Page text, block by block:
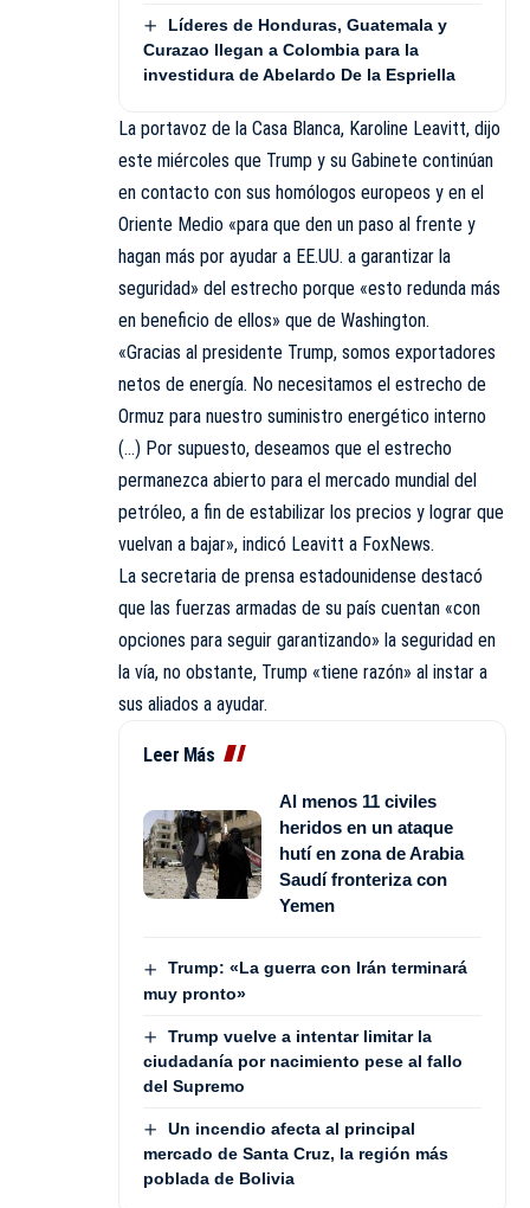
Líderes de Honduras, Guatemala y
Curazao llegan a Colombia para la
investidura de Abelardo De la Espriella
La portavoz de la Casa Blanca, Karoline Leavitt, dijo
este miércoles que Trump y su Gabinete continúan
en contacto con sus homólogos europeos y en el
Oriente Medio «para que den un paso al frente y
hagan más por ayudar a EE.UU. a garantizar la
seguridad» del estrecho porque «esto redunda más
en beneficio de ellos» que de Washington.
«Gracias al presidente Trump, somos exportadores
netos de energía. No necesitamos el estrecho de
Ormuz para nuestro suministro energético interno
(…) Por supuesto, deseamos que el estrecho
permanezca abierto para el mercado mundial del
petróleo, a fin de estabilizar los precios y lograr que
vuelvan a bajar», indicó Leavitt a FoxNews.
La secretaria de prensa estadounidense destacó
que las fuerzas armadas de su país cuentan «con
opciones para seguir garantizando» la seguridad en
la vía, no obstante, Trump «tiene razón» al instar a
sus aliados a ayudar.
Leer Más
Al menos 11 civiles
heridos en un ataque
hutí en zona de Arabia
Saudí fronteriza con
Yemen
Trump: «La guerra con Irán terminará
muy pronto»
Trump vuelve a intentar limitar la
ciudadanía por nacimiento pese al fallo
del Supremo
Un incendio afecta al principal
mercado de Santa Cruz, la región más
poblada de Bolivia